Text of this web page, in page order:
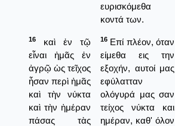
ευρισκόμεθα
κοντά των.
16
καὶ ἐν τῷ
εἶναι ἡμᾶς ἐν
ἀγρῷ ὡς τεῖχος
ἦσαν περὶ ἡμᾶς
καὶ τὴν νύκτα
καὶ τὴν ἡμέραν
πάσας τὰς
16 Επί πλέον, όταν
είμεθα εις την
εξοχήν, αυτοί μας
εφύλατταν
ολόγυρά μας σαν
τείχος νύκτα και
ημέραν, καθ' όλον